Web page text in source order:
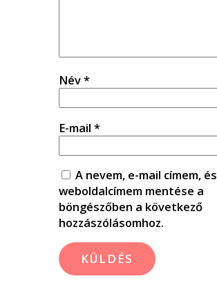
Név*
E-mail *
A nevem, e-mail címem, és
weboldalcímem mentése a
böngészőben a következő
hozzászólásomhoz.